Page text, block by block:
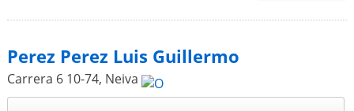
Perez Perez Luis Guillermo
Carrera 6 10-74, Neiva